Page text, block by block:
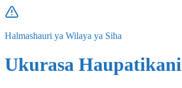
Halmashauri ya Wilaya ya Siha
Ukurasa Haupatikani